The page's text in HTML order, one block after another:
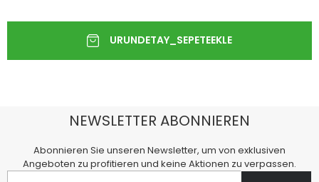
NEWSLETTER ABONNIEREN
Abonnieren Sie unseren Newsletter, um von exklusiven
Angeboten zu profitieren und keine Aktionen zu verpassen.